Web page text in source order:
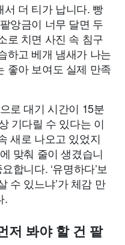
더 티가 납니다. 빵
앙금이 너무 달면 두
로 치면 사진 속 침구
하고 베개 냄새가 나는
좋아 보여도 실제 만족
로 대기 시간이 15분
기다릴 수 있다는 이
새로 나오고 있었지
맞춰 줄이 생겼습니
합니다. ‘유명하다’보
수 있느냐’가 체감 만
.
저 봐야 할 건 팥